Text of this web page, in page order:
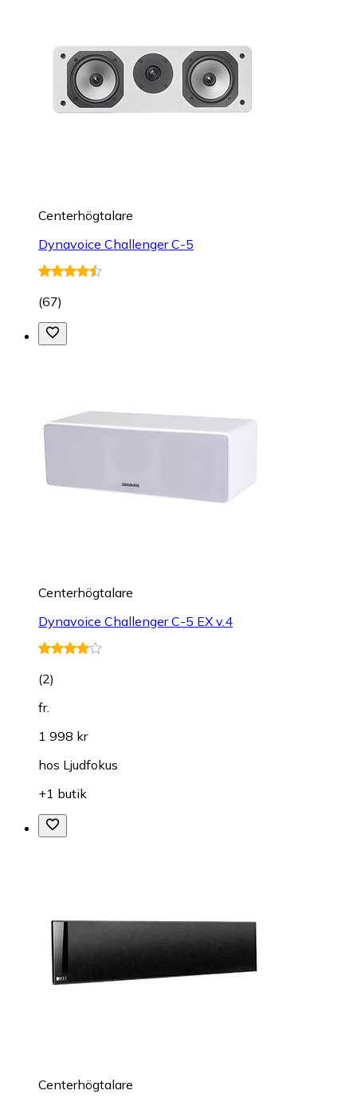
Centerhögtalare
Dynavoice Challenger C-5
(67)
Centerhögtalare
Dynavoice Challenger C-5 EX v.4
(2)
fr.
1 998 kr
hos Ljudfokus
+1 butik
Centerhögtalare